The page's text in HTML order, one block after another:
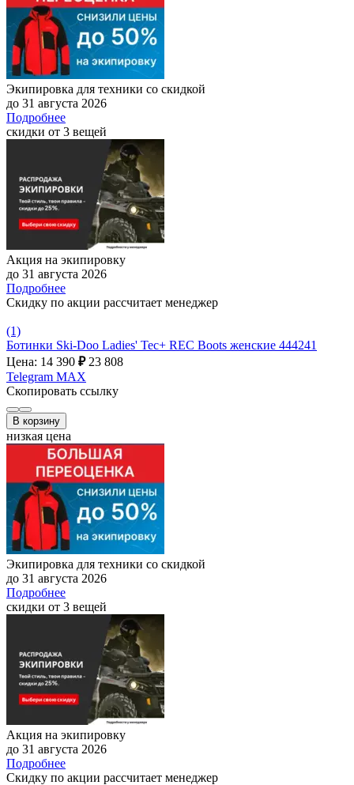
Экипировка для техники со скидкой
до 31 августа 2026
Подробнее
скидки от 3 вещей
Акция на экипировку
до 31 августа 2026
Подробнее
Скидку по акции рассчитает менеджер
(1)
Ботинки Ski-Doo Ladies' Tec+ REC Boots женские 444241
Цена: 14 390 ₽ 23 808
Telegram MAX
Скопировать ссылку
В корзину
низкая цена
Экипировка для техники со скидкой
до 31 августа 2026
Подробнее
скидки от 3 вещей
Акция на экипировку
до 31 августа 2026
Подробнее
Скидку по акции рассчитает менеджер